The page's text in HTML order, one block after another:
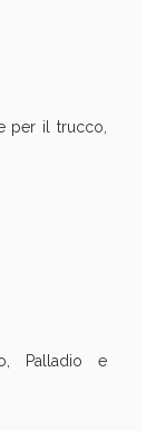
per il trucco,
Palladio e
45% oggi!